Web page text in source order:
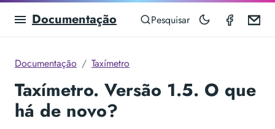
Documentação Pesquisar
Documentação Taxímetro
Taxímetro. Versão 1.5. O que
há de novo?